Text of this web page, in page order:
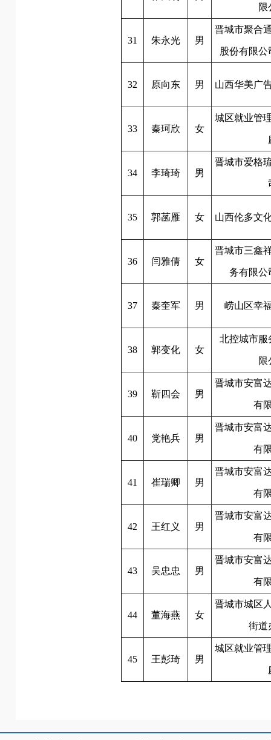
限
31 朱永光 男
晋城市聚合
股份有限
32 原向东 男 山西华美广
33 秦珂欣 女
城区就业管
34 李琦琦 男
晋城市爱格
35 郭菡雁 女 山西伦多文
36 闫雅倩 女
晋城市三鑫
务有限公
37 秦奎军 男 崂山区幸
38 郭变化 女
北控城市服
限
39 靳四会 男
晋城市安富
有
40 党艳兵 男
晋城市安富
有
41 崔瑞卿 男
晋城市安富
有
42 王红义 男
晋城市安富
有
43 吴忠忠 男
晋城市安富
有
44 董海燕 女
晋城市城区
街道
45 王彭琦 男
城区就业管